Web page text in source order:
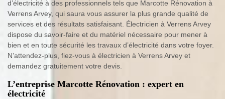
d’électricité à des professionnels tels que Marcotte Rénovation à
Verrens Arvey, qui saura vous assurer la plus grande qualité de
services et des résultats satisfaisant. Électricien à Verrens Arvey
dispose du savoir-faire et du matériel nécessaire pour mener à
bien et en toute sécurité les travaux d’électricité dans votre foyer.
N’attendez-plus, fiez-vous à électricien à Verrens Arvey et
demandez gratuitement votre devis.
L’entreprise Marcotte Rénovation : expert en
électricité